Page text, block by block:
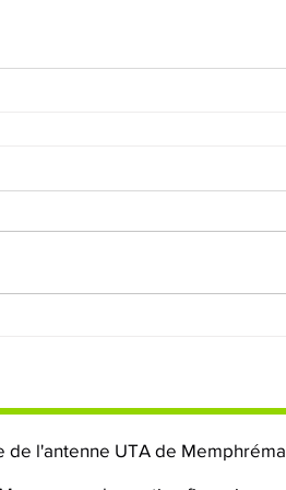
de l'antenne UTA de